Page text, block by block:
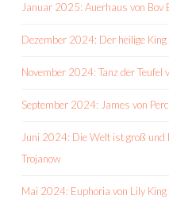
Januar 2025: Auerhaus von Bov
Dezember 2024: Der heilige
November 2024: Tanz der Teufel
September 2024: James von
Juni 2024: Die Welt ist groß und
Trojanow
Mai 2024: Euphoria von Lily King